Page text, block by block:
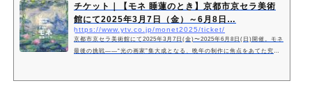
チケット｜【モネ 睡蓮のとき】京都市京セラ美術
館にて2025年3月7日（金）～6月8日…
https://www.ytv.co.jp/monet2025/ticket/
京都市京セラ美術館にて2025年3月7日(金)〜2025年6月8日(日)開催。モネ
最後の挑戦——“光の画家”集大成となる、晩年の制作に焦点をあてた究極